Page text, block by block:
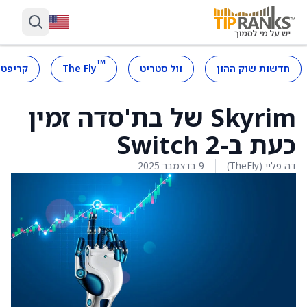
חדשות שוק ההון וול סטריט ™
The Fly
Skyrim של בת'סדה זמין
כעת ב-Switch 2
דה פליי (TheFly) 9 בדצמבר 2025